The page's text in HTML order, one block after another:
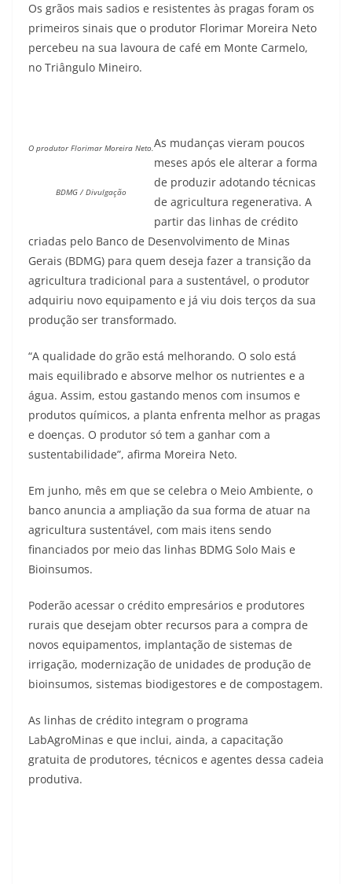
Os grãos mais sadios e resistentes às pragas foram os
primeiros sinais que o produtor Florimar Moreira Neto
percebeu na sua lavoura de café em Monte Carmelo,
no Triângulo Mineiro.
O produtor Florimar Moreira Neto.
BDMG / Divulgação
As mudanças vieram poucos
meses após ele alterar a forma
de produzir adotando técnicas
de agricultura regenerativa. A
partir das linhas de crédito
criadas pelo Banco de Desenvolvimento de Minas
Gerais (BDMG) para quem deseja fazer a transição da
agricultura tradicional para a sustentável, o produtor
adquiriu novo equipamento e já viu dois terços da sua
produção ser transformado.
“A qualidade do grão está melhorando. O solo está
mais equilibrado e absorve melhor os nutrientes e a
água. Assim, estou gastando menos com insumos e
produtos químicos, a planta enfrenta melhor as pragas
e doenças. O produtor só tem a ganhar com a
sustentabilidade”, afirma Moreira Neto.
Em junho, mês em que se celebra o Meio Ambiente, o
banco anuncia a ampliação da sua forma de atuar na
agricultura sustentável, com mais itens sendo
financiados por meio das linhas BDMG Solo Mais e
Bioinsumos.
Poderão acessar o crédito empresários e produtores
rurais que desejam obter recursos para a compra de
novos equipamentos, implantação de sistemas de
irrigação, modernização de unidades de produção de
bioinsumos, sistemas biodigestores e de compostagem.
As linhas de crédito integram o programa
LabAgroMinas e que inclui, ainda, a capacitação
gratuita de produtores, técnicos e agentes dessa cadeia
produtiva.